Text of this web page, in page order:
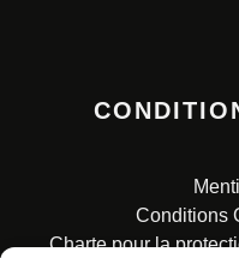
Conditions
Charte pour la